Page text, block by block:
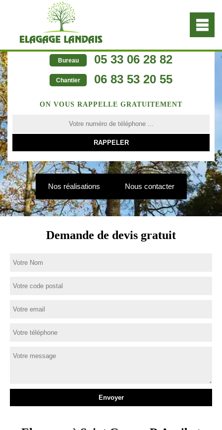
Bureau 05 33 06 28 82
Chantier 06 83 53 20 55
ON VOUS RAPPELLE GRATUITEMENT
Nos réalisations Nous contacter
Demande de devis gratuit